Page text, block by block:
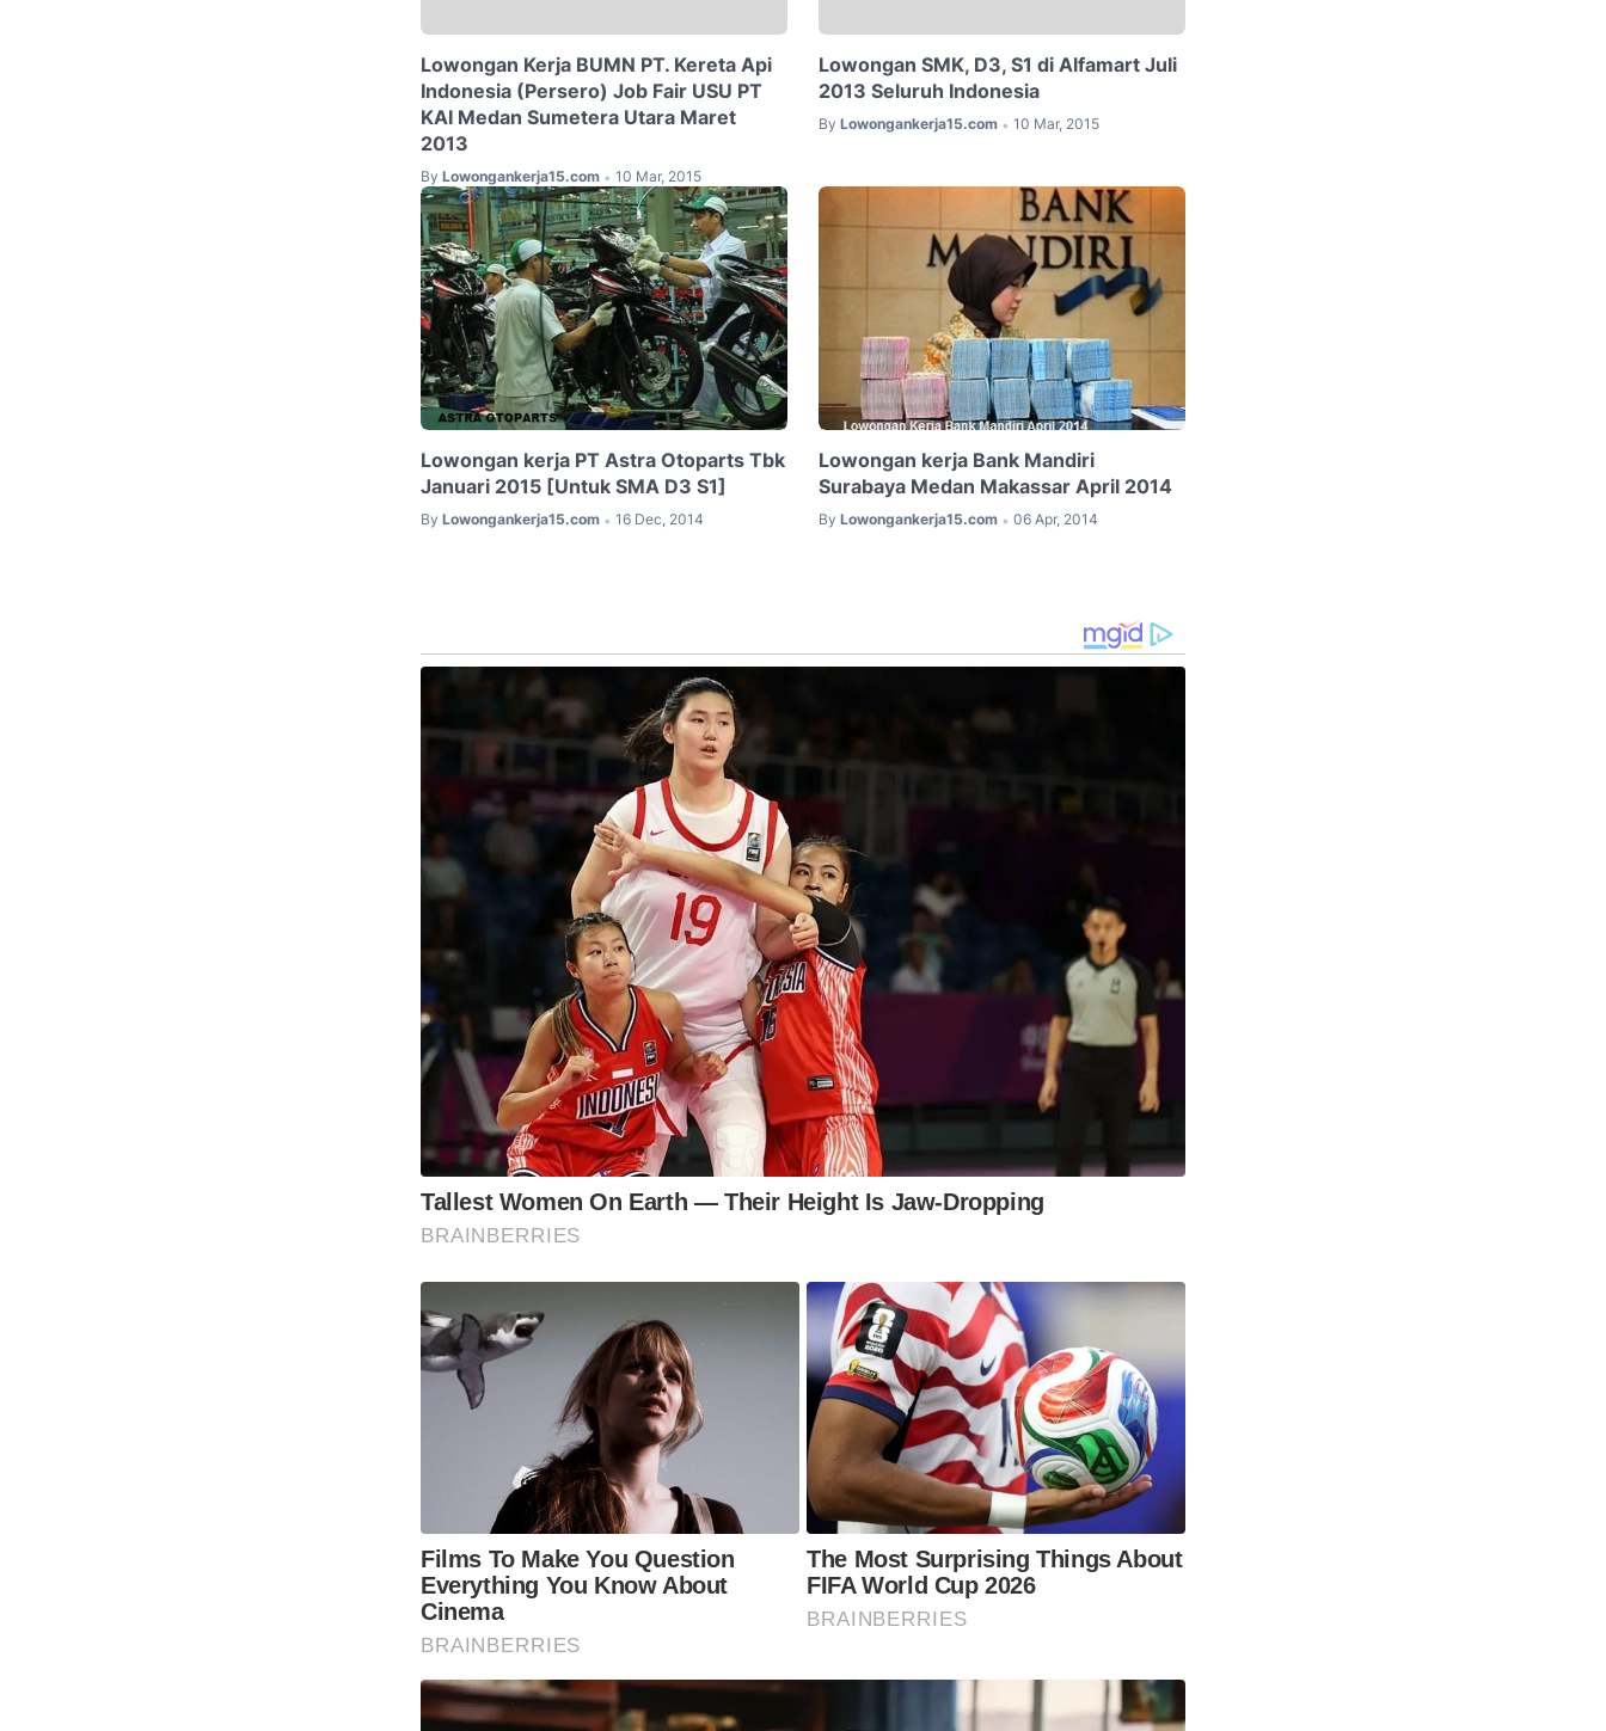
Lowongan Kerja BUMN PT. Kereta Api
Indonesia (Persero) Job Fair USU PT
KAI Medan Sumetera Utara Maret
2013
By Lowongankerja15.com • 10 Mar, 2015
Lowongan SMK, D3, S1 di Alfamart Juli
2013 Seluruh Indonesia
By Lowongankerja15.com • 10 Mar, 2015
Lowongan kerja PT Astra Otoparts Tbk
Januari 2015 [Untuk SMA D3 S1]
By Lowongankerja15.com • 16 Dec, 2014
Lowongan kerja Bank Mandiri
Surabaya Medan Makassar April 2014
By Lowongankerja15.com • 06 Apr, 2014